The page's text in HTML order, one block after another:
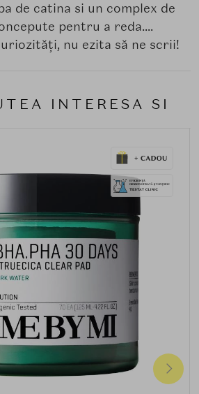
de catina si un complex de
pentru a reda....
nu ezita să ne scrii!
INTERESA SI